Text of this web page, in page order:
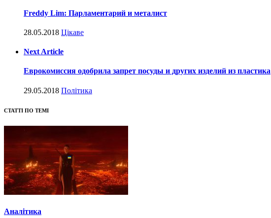
Freddy Lim: Парламентарий и металист
28.05.2018 Цікаве
Next Article
Еврокомиссия одобрила запрет посуды и других изделий из пластика
29.05.2018 Політика
СТАТТІ ПО ТЕМІ
Аналітика